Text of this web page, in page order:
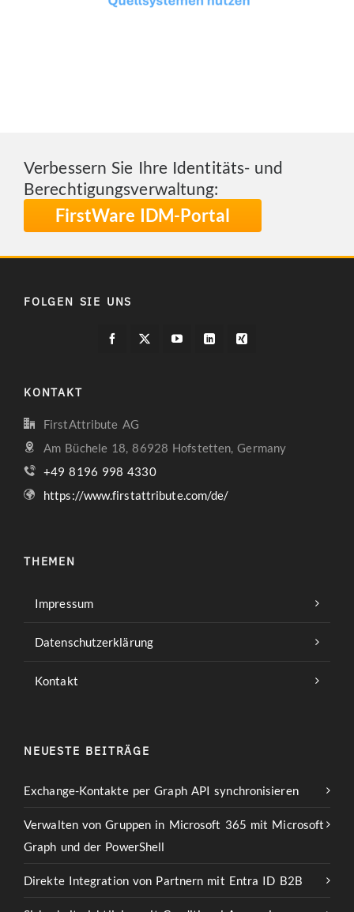
Verbessern Sie Ihre Identitäts- und
Berechtigungsverwaltung:
FirstWare IDM-Portal
FOLGEN SIE UNS
KONTAKT
FirstAttribute AG
Am Büchele 18, 86928 Hofstetten, Germany
+49 8196 998 4330
https://www.firstattribute.com/de/
THEMEN
Impressum
Datenschutzerklärung
Kontakt
NEUESTE BEITRÄGE
Exchange-Kontakte per Graph API synchronisieren
Verwalten von Gruppen in Microsoft 365 mit Microsoft
Graph und der PowerShell
Direkte Integration von Partnern mit Entra ID B2B